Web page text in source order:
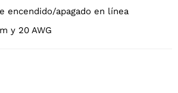
encendido/apagado en línea
y 20 AWG